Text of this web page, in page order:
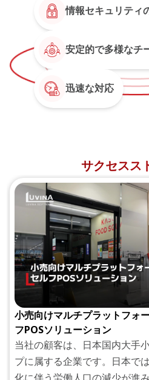
情報セキュリティ
安定的で多様なチ
迅速な対応
サクセスス
小売向けマルチプラットフォ
フPOSソリューション
当社の顧客は、日本国内大手
プに属する企業です。日本で